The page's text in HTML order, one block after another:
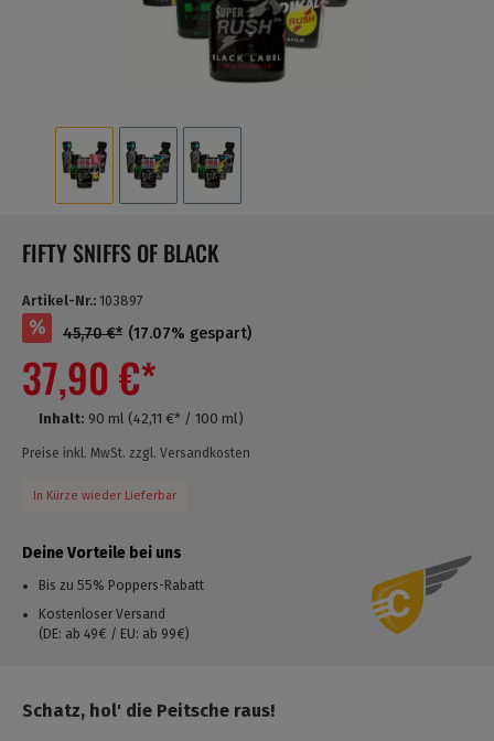
FIFTY SNIFFS OF BLACK
Artikel-Nr.: 103897
37,90 €*
% 45,70 €* (17.07% gespart)
Inhalt: 90 ml (42,11 €* / 100 ml)
Preise inkl. MwSt. zzgl. Versandkosten
In Kürze wieder Lieferbar
Deine Vorteile bei uns
Bis zu 55% Poppers-Rabatt
Kostenloser Versand
(DE: ab 49€ / EU: ab 99€)
Schatz, hol' die Peitsche raus!